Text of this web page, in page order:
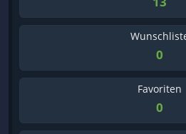
0
Favoriten
0